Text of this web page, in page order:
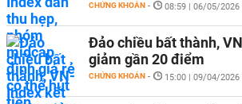
CHỨNG KHOÁN - 08:59 | 06/05/2026
Đảo chiều bất thành,
giảm gần 20 điểm
CHỨNG KHOÁN - 15:00 | 09/04/2026